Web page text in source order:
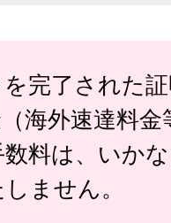
完了された
海外速達料金
料は、いか
ません。